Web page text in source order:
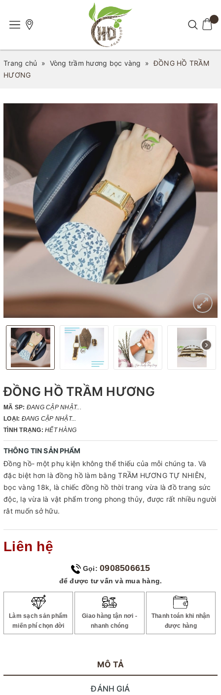
Trang chủ » Vòng trầm hương bọc vàng » ĐỒNG HỒ TRẦM
HƯƠNG
ĐỒNG HỒ TRẦM HƯƠNG
MÃ SP: ĐANG CẬP NHẬT...
LOẠI: ĐANG CẬP NHẬT...
TÌNH TRẠNG: HẾT HÀNG
THÔNG TIN SẢN PHẨM
Đồng hồ- một phụ kiện không thể thiếu của mỗi chúng ta. Và
đặc biệt hơn là đồng hồ làm bằng TRẦM HƯƠNG TỰ NHIÊN,
bọc vàng 18k, là chiếc đồng hồ thời trang vừa là đồ trang sức
độc, lạ vừa là vật phẩm trong phong thủy, được rất nhiều người
rât muốn sở hữu.
Liên hệ
Gọi: 0908506615
để được tư vấn và mua hàng.
Làm sạch sản phẩm
miến phí chọn đời
Giao hàng tận nơi -
nhanh chóng
Thanh toán khi nhận
được hàng
MÔ TẢ
ĐÁNH GIÁ